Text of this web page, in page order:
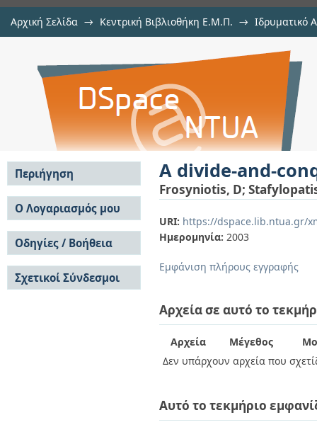
Αρχική Σελίδα → Κεντρική Βιβλιοθήκη Ε.Μ.Π. → Ιδρυματικό
A divide-and-conquer method for
A divide-and-
Frosyniotis, D;
URI: https://dspace.lib.ntua.gr/
Ημερομηνία: 2003
Εμφάνιση πλήρους εγγραφής
Αρχεία σε αυτό το
Αρχεία Μέγεθος
Δεν υπάρχουν αρχεία που
Αυτό το τεκμήριο
Περιήγηση
Σε όλο το DSpace
Κοινότητες & Συλλογές
Ανά Ημερομηνία
Έκδοσης
Συγγραφείς
Τίτλοι
Θέματα
Ο Λογαριασμός μου
Σύνδεση
Εγγραφή
Οδηγίες / Βοήθεια
Οδηγίες Υποβολής
Οδηγίες Χρήσης ΙΑ
Συχνές Ερωτήσεις
Σχετικοί Σύνδεσμοι